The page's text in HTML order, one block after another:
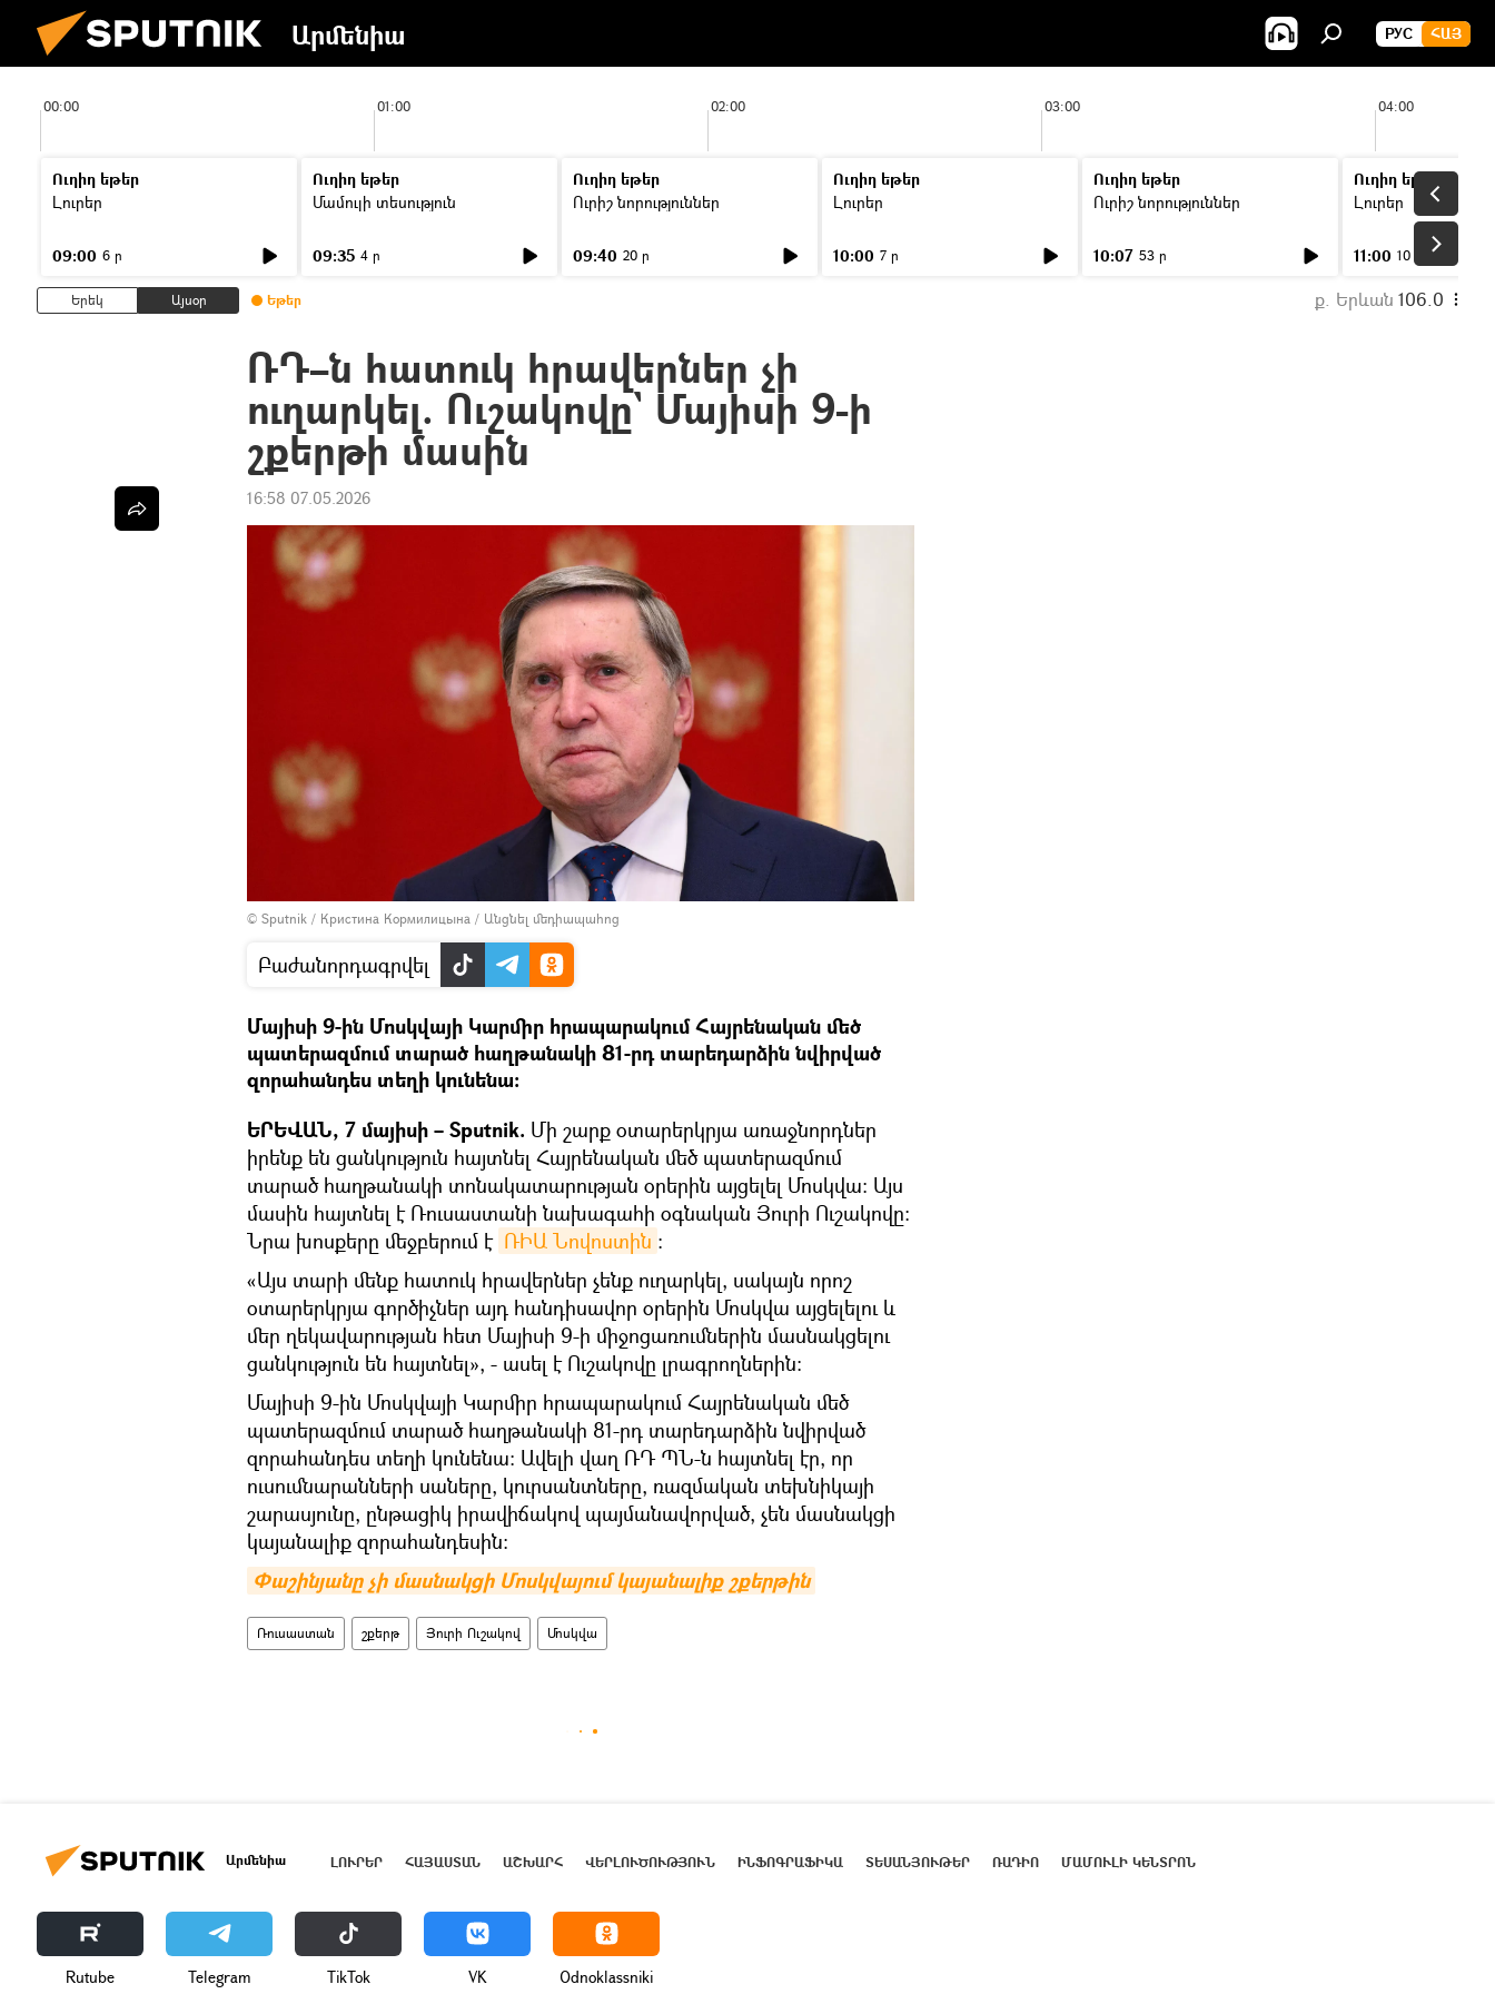
Արմենիա РУС ՀԱՅ
00:00 01:00 02:00 03:00 04:00
Ուղիղ եթեր
Լուրեր
09:00 6 ր
Ուղիղ եթեր
Մամուլի տեսություն
09:35 4 ր
Ուղիղ եթեր
Ուրիշ նորություններ
09:40 20 ր
Ուղիղ եթեր
Լուրեր
10:00 7 ր
Ուղիղ եթեր
Ուրիշ նորություններ
10:07 53 ր
Ուղիղ եթեր
Լուրեր
11:00 10 ր
Երեկ Այսօր Եթեր ք. Երևան 106.0
ՌԴ–ն հատուկ հրավերներ չի
ուղարկել. Ուշակովը` Մայիսի 9-ի
շքերթի մասին
16:58 07.05.2026
© Sputnik / Кристина Кормилицына / Անցնել մեդիապահոց
Բաժանորդագրվել
Մայիսի 9-ին Մոսկվայի Կարմիր հրապարակում Հայրենական մեծ
պատերազմում տարած հաղթանակի 81-րդ տարեդարձին նվիրված
զորահանդես տեղի կունենա:
ԵՐԵՎԱՆ, 7 մայիսի – Sputnik. Մի շարք օտարերկրյա առաջնորդներ
իրենք են ցանկություն հայտնել Հայրենական մեծ պատերազմում
տարած հաղթանակի տոնակատարության օրերին այցելել Մոսկվա։ Այս
մասին հայտնել է Ռուսաստանի նախագահի օգնական Յուրի Ուշակովը:
Նրա խոսքերը մեջբերում է ՌԻԱ Նովոստին ։
«Այս տարի մենք հատուկ հրավերներ չենք ուղարկել, սակայն որոշ
օտարերկրյա գործիչներ այդ հանդիսավոր օրերին Մոսկվա այցելելու և
մեր ղեկավարության հետ Մայիսի 9-ի միջոցառումներին մասնակցելու
ցանկություն են հայտնել», - ասել է Ուշակովը լրագրողներին:
Մայիսի 9-ին Մոսկվայի Կարմիր հրապարակում Հայրենական մեծ
պատերազմում տարած հաղթանակի 81-րդ տարեդարձին նվիրված
զորահանդես տեղի կունենա: Ավելի վաղ ՌԴ ՊՆ-ն հայտնել էր, որ
ուսումնարանների սաները, կուրսանտները, ռազմական տեխնիկայի
շարասյունը, ընթացիկ իրավիճակով պայմանավորված, չեն մասնակցի
կայանալիք զորահանդեսին:
Փաշինյանը չի մասնակցի Մոսկվայում կայանալիք շքերթին
Ռուսաստան շքերթ Յուրի Ուշակով Մոսկվա
Արմենիա ԼՈՒՐԵՐ ՀԱՅԱՍՏԱՆ ԱՇԽԱՐՀ ՎԵՐԼՈՒԾՈՒԹՅՈՒՆ ԻՆՖՈԳՐԱՖԻԿԱ ՏԵՍԱՆՅՈՒԹԵՐ ՌԱԴԻՈ ՄԱՄՈՒԼԻ ԿԵՆՏՐՈՆ
Rutube Telegram ТikТоk VK Odnoklassniki